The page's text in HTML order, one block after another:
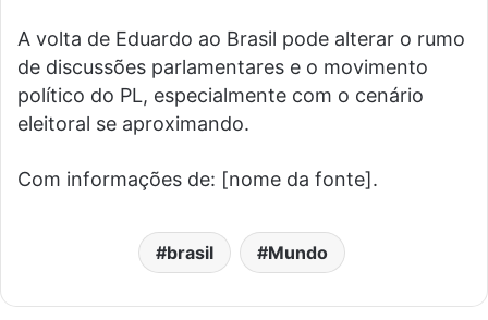
A volta de Eduardo ao Brasil pode alterar o rumo
de discussões parlamentares e o movimento
político do PL, especialmente com o cenário
eleitoral se aproximando.
Com informações de: [nome da fonte].
brasil Mundo